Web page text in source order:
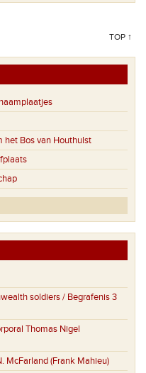
TOP ↑
het Bos van Houthulst
soldiers / Begrafenis 3
Thomas Nigel
McFarland (Frank Mahieu)